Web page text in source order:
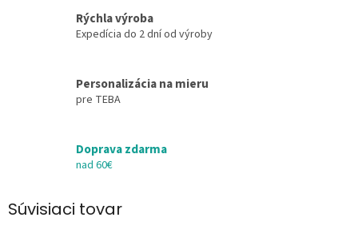
Rýchla výroba
Expedícia do 2 dní od výroby
Personalizácia na mieru
pre TEBA
Doprava zdarma
nad 60€
Súvisiaci tovar